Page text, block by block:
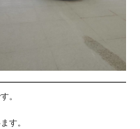
。
す。